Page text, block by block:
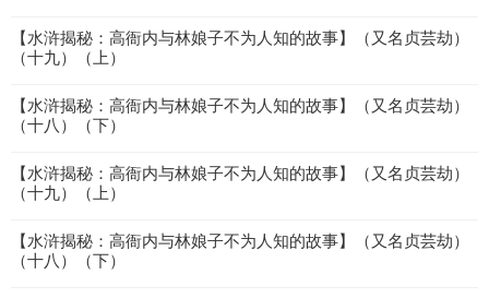
【水浒揭秘：高衙内与林娘子不为人知的故事】（又名贞芸劫）
（十九）（上）
【水浒揭秘：高衙内与林娘子不为人知的故事】（又名贞芸劫）
（十八）（下）
【水浒揭秘：高衙内与林娘子不为人知的故事】（又名贞芸劫）
（十九）（上）
【水浒揭秘：高衙内与林娘子不为人知的故事】（又名贞芸劫）
（十八）（下）